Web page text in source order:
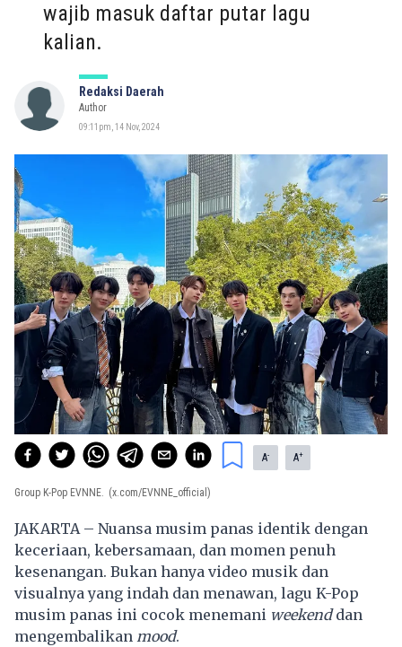
wajib masuk daftar putar lagu
kalian.
Redaksi Daerah
Author
09:11pm, 14 Nov, 2024
A- A+
Group K-Pop EVNNE. (x.com/EVNNE_official)
JAKARTA – Nuansa musim panas identik dengan
keceriaan, kebersamaan, dan momen penuh
kesenangan. Bukan hanya video musik dan
visualnya yang indah dan menawan, lagu K-Pop
musim panas ini cocok menemani weekenddan
mengembalikan mood.